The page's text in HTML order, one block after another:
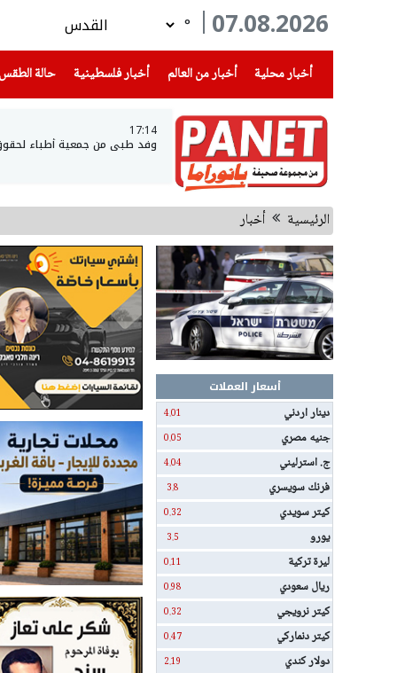
07.08.2026
°
أخبار محلية
(current) أخبار من العالم أخبار فلسطينية(current) حالة الطقس
17:14
وفد طبي من جمعية أطباء لحقوق
الرئيسية أخبار
أسعار العملات
دينار اردني
4.01
جنيه مصري 0.05
ج. استرليني 4.04
فرنك سويسري 3.8
كيتر سويدي 0.32
يورو 3.5
ليرة تركية 0.11
ريال سعودي 0.98
كيتر نرويجي 0.32
كيتر دنماركي 0.47
دولار كندي 2.19